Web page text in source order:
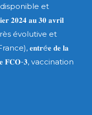
et
𝟐𝟎𝟐𝟒 𝐚𝐮 𝟑𝟎 𝐚𝐯𝐫𝐢𝐥
évolutive et
𝐞𝐧𝐭𝐫é𝐞 𝐝𝐞 𝐥𝐚
𝐅𝐂𝐎-𝟑, vaccination